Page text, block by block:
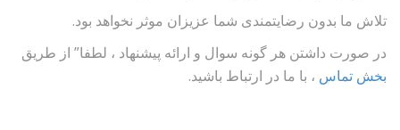
تلاش ما بدون رضایتمندی شما عزیزان موثر نخواهد بود.
در صورت داشتن هر گونه سوال و ارائه پیشنهاد ، لطفا” از طریق
بخش تماس ، با ما در ارتباط باشید.